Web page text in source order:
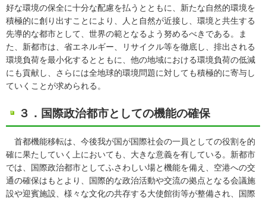
好な環境の保全に十分な配慮を払うとともに、新たな自然的環境を
積極的に創り出すことにより、人と自然が近接し、環境と共生する
先導的な都市として、世界の範となるよう努めるべきである。ま
た、新都市は、省エネルギー、リサイクル等を徹底し、排出される
環境負荷を最小化するとともに、他の地域における環境負荷の低減
にも貢献し、さらには全地球的環境問題に対しても積極的に寄与し
ていくことが求められる。
３．国際政治都市としての機能の確保
首都機能移転は、今後我が国が国際社会の一員としての役割を的
確に果たしていく上においても、大きな意義を有している。新都市
では、国際政治都市としてふさわしい場と機能を備え、空港への交
通の確保はもとより、国際的な政治活動や交流の拠点となる会議施
設や迎賓施設、様々な文化の共存する大使館街等が整備され、国際